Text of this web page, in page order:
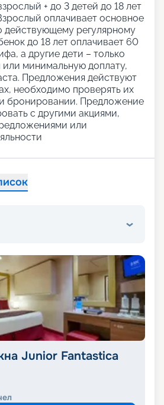
+ до 3 детей до 18 лет
оплачивает основное
действующему регулярному
до 18 лет оплачивает 60
а другие дети – только
минимальную доплату,
Предложения действуют
необходимо проверять их
бронировании. Предложение
с другими акциями,
или
Junior Fantastica